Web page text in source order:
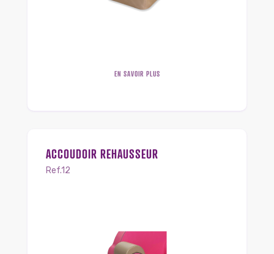
EN SAVOIR PLUS
ACCOUDOIR REHAUSSEUR
Ref.12